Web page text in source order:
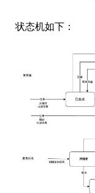
状态机如下：